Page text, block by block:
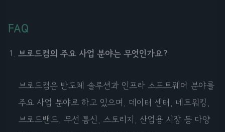
FAQ
브로드컴의 주요 사업 분야는 무엇인가요?
브로드컴은 반도체 솔루션과 인프라 소프트웨어 분야를
주요 사업 분야로 하고 있으며, 데이터 센터, 네트워킹,
브로드밴드, 무선 통신, 스토리지, 산업용 시장 등 다양